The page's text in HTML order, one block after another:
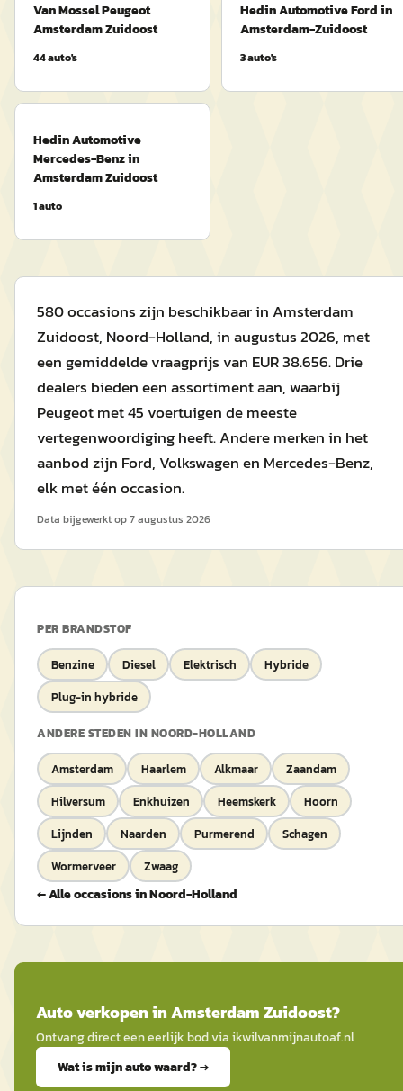
Van Mossel Peugeot
Amsterdam Zuidoost
44auto's
Hedin Automotive Ford in
Amsterdam-Zuidoost
3auto's
Hedin Automotive
Mercedes-Benz in
Amsterdam Zuidoost
1auto
580 occasions zijn beschikbaar in Amsterdam
Zuidoost, Noord-Holland, in augustus 2026, met
een gemiddelde vraagprijs van EUR 38.656. Drie
dealers bieden een assortiment aan, waarbij
Peugeot met 45 voertuigen de meeste
vertegenwoordiging heeft. Andere merken in het
aanbod zijn Ford, Volkswagen en Mercedes-Benz,
elk met één occasion.
Data bijgewerkt op7 augustus 2026
PER BRANDSTOF
Benzine Diesel Elektrisch
Hybride
Plug-in hybride
ANDERE STEDEN IN NOORD-HOLLAND
Amsterdam Haarlem Alkmaar
Zaandam
Hilversum
Enkhuizen Heemskerk
Hoorn
Lijnden
Naarden Purmerend
Schagen
Wormerveer
Zwaag
← Alle occasions inNoord-Holland
Autoverkopen inAmsterdam Zuidoost?
Ontvang direct een eerlijk bod viaikwilvanmijnautoaf.nl
Wat is mijn auto waard? →